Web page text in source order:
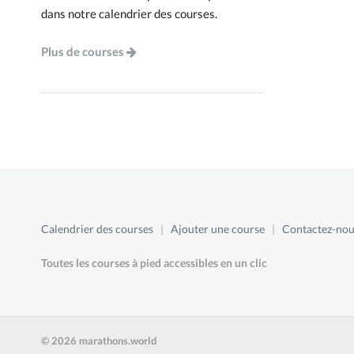
dans notre calendrier des courses.
Plus de courses
Calendrier des courses | Ajouter une course | Contactez-
Toutes les courses à pied accessibles en un clic
© 2026 marathons.world